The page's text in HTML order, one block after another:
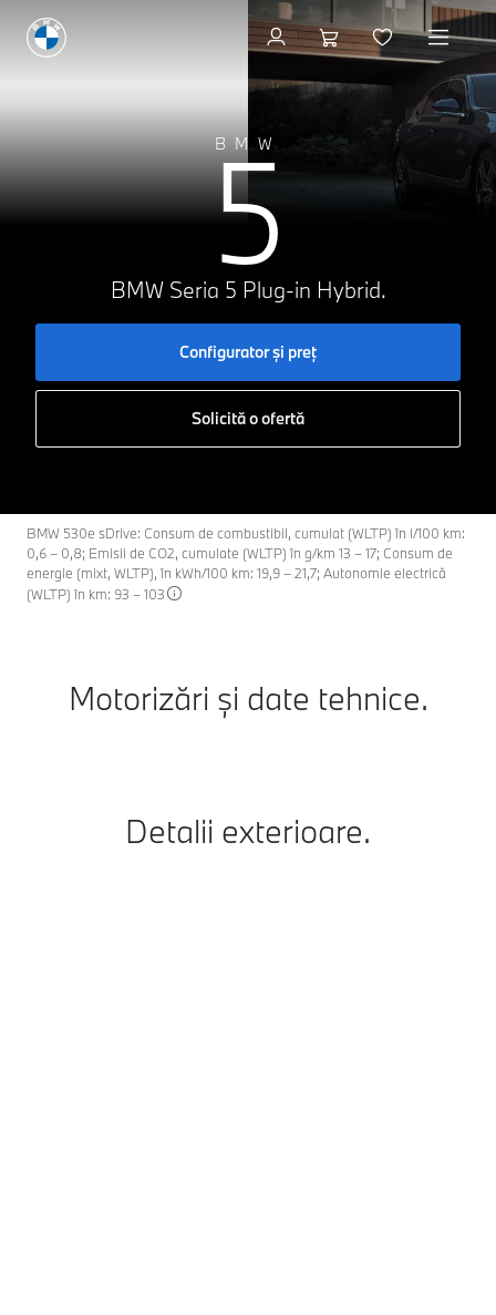
BMW
5
BMW Seria 5 Plug-in Hybrid.
Configurator şi preţ
Solicită o ofertă
BMW 530e sDrive: Consum de combustibil, cumulat (WLTP) în l/100 km:
0,6 – 0,8; Emisii de CO2, cumulate (WLTP) în g/km 13 – 17; Consum de
energie (mixt, WLTP), în kWh/100 km: 19,9 – 21,7; Autonomie electrică
(WLTP) în km: 93 – 103
Configurator şi preţ
Motorizări și date tehnice.
Detalii exterioare.